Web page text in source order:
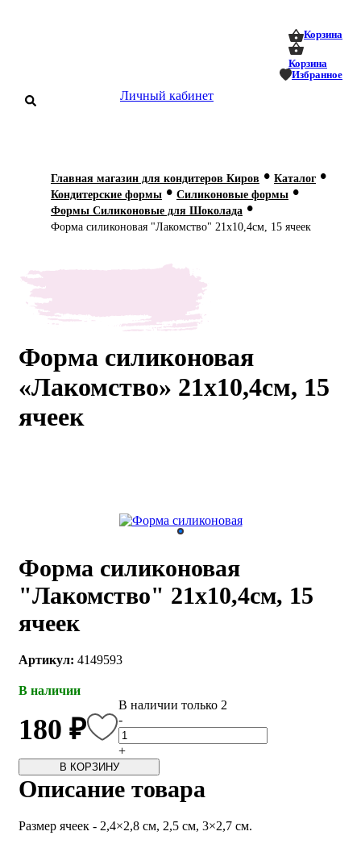
Корзина
Корзина
Избранное
Личный кабинет
О нас
Мастер-
классы
Главная магазин для кондитеров Киров • Каталог •
Кондитерские формы • Силиконовые формы •
Формы Силиконовые для Шоколада •
Форма силиконовая "Лакомство" 21х10,4см, 15 ячеек
Форма силиконовая
«Лакомство» 21х10,4см, 15
ячеек
Форма силиконовая
"Лакомство" 21х10,4см, 15
ячеек
Артикул: 4149593
В наличии
180 ₽
В наличии только 2
-
+
В КОРЗИНУ
Описание товара
Размер ячеек - 2,4×2,8 см, 2,5 см, 3×2,7 см.